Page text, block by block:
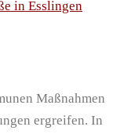
Maßnahmen
ergreifen. In